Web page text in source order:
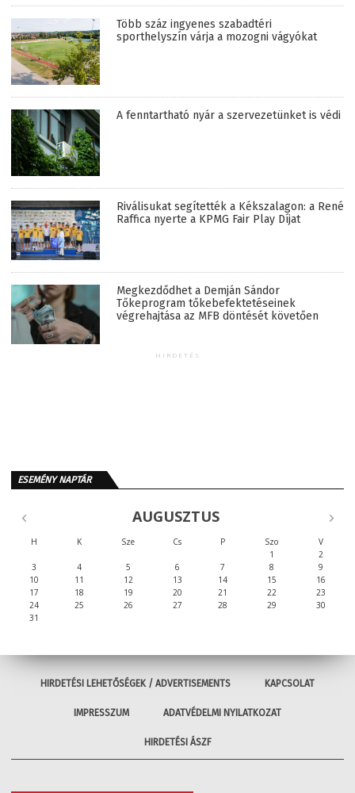
Több száz ingyenes szabadtéri
sporthelyszín várja a mozogni vágyókat
A fenntartható nyár a szervezetünket is védi
Riválisukat segítették a Kékszalagon: a René
Raffica nyerte a KPMG Fair Play Díjat
Megkezdődhet a Demján Sándor
Tőkeprogram tőkebefektetéseinek
végrehajtása az MFB döntését követően
HIRDETÉS
ESEMÉNY NAPTÁR
AUGUSZTUS
H K Sze Cs P Szo
V
1
2
3
4 5 6 7 8
9
10
11 12 13 14 15
16
17
18 19 20 21 22
23
24
25 26 27 28 29
30
31
HIRDETÉSI LEHETŐSÉGEK / ADVERTISEMENTS KAPCSOLAT
IMPRESSZUM ADATVÉDELMI NYILATKOZAT
HIRDETÉSI ÁSZF